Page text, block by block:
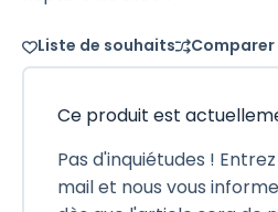
Liste de souhaits Comparer
Ce produit est
Pas d'inquiétudes !
mail et nous vous